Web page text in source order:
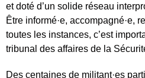
et doté d’un solide réseau
Être informé·e, accompagné·e,
toutes les instances, c’est
tribunal des affaires de la
Des centaines de militant·es